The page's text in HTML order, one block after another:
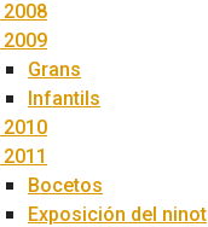
Grans
Infantils
Bocetos
Exposición del ninot